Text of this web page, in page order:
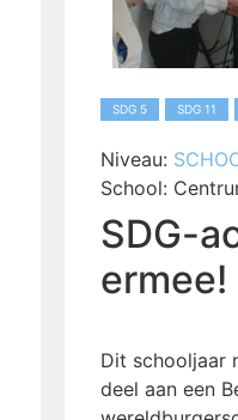
SDG 5 SDG 11
Niveau:
School:
SDG-
ermee!
Dit schooljaar
deel aan een